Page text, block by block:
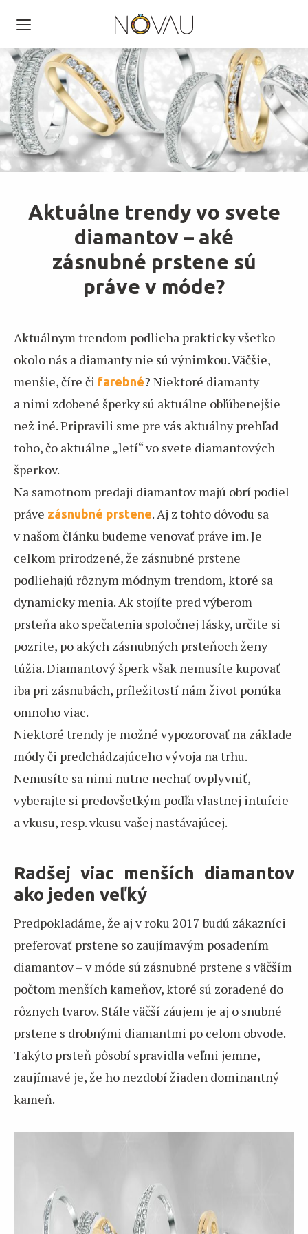
Aktuálne trendy vo svete
diamantov – aké
zásnubné prstene sú
práve v móde?
Aktuálnym trendom podlieha prakticky všetko
okolo nás a diamanty nie sú výnimkou. Väčšie,
menšie, číre či farebné? Niektoré diamanty
a nimi zdobené šperky sú aktuálne obľúbenejšie
než iné. Pripravili sme pre vás aktuálny prehľad
toho, čo aktuálne „letí“ vo svete diamantových
šperkov.
Na samotnom predaji diamantov majú obrí podiel
práve zásnubné prstene. Aj z tohto dôvodu sa
v našom článku budeme venovať práve im. Je
celkom prirodzené, že zásnubné prstene
podliehajú rôznym módnym trendom, ktoré sa
dynamicky menia. Ak stojíte pred výberom
prsteňa ako spečatenia spoločnej lásky, určite si
pozrite, po akých zásnubných prsteňoch ženy
túžia. Diamantový šperk však nemusíte kupovať
iba pri zásnubách, príležitostí nám život ponúka
omnoho viac.
Niektoré trendy je možné vypozorovať na základe
módy či predchádzajúceho vývoja na trhu.
Nemusíte sa nimi nutne nechať ovplyvniť,
vyberajte si predovšetkým podľa vlastnej intuície
a vkusu, resp. vkusu vašej nastávajúcej.
Radšej viac menších diamantov
ako jeden veľký
Predpokladáme, že aj v roku 2017 budú zákazníci
preferovať prstene so zaujímavým posadením
diamantov – v móde sú zásnubné prstene s väčším
počtom menších kameňov, ktoré sú zoradené do
rôznych tvarov. Stále väčší záujem je aj o snubné
prstene s drobnými diamantmi po celom obvode.
Takýto prsteň pôsobí spravidla veľmi jemne,
zaujímavé je, že ho nezdobí žiaden dominantný
kameň.